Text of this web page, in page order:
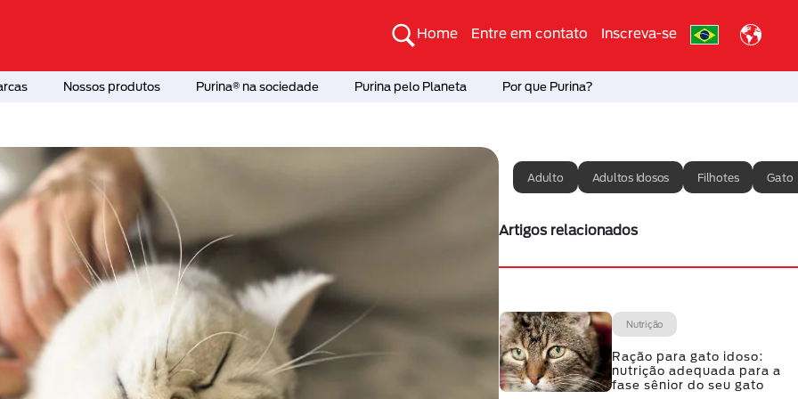
Home Entre em contato Inscreva-se
Nossos produtos Purina® na sociedade Purina pelo Planeta Por que Purina?
Adulto Adultos Idosos Filhotes Gato
Artigos relacionados
Nutrição
Ração para gato idoso:
nutrição adequada para a
fase sênior do seu gato